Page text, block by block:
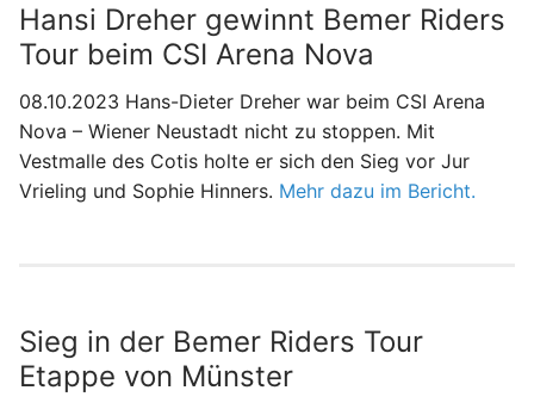
Hansi Dreher gewinnt Bemer Riders
Tour beim CSI Arena Nova
08.10.2023 Hans-Dieter Dreher war beim CSI Arena
Nova – Wiener Neustadt nicht zu stoppen. Mit
Vestmalle des Cotis holte er sich den Sieg vor Jur
Vrieling und Sophie Hinners. Mehr dazu im Bericht.
Sieg in der Bemer Riders Tour
Etappe von Münster